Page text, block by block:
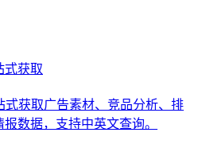
式获取
式获取广告素材、竞品分析、排
数据，支持中英文查询。